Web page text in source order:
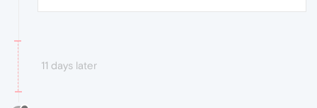
11 days later